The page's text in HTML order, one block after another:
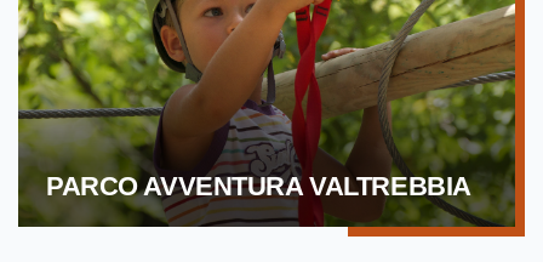
PARCO AVVENTURA VALTREBBIA